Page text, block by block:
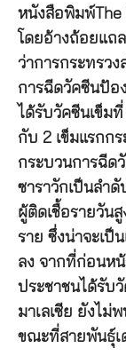
หนังสือพิมพ์The
โดยอ้างถ้อยแถ
ว่าการกระทรวง
การฉีดวัคซีนป้อ
ได้รับวัคซีนเข็ม
กับ 2 เข็มแรกกร
กระบวนการฉีด
ซาราวักเป็นลำ
ผู้ติดเชื้อรายวัน
ราย ซึ่งน่าจะเป็
ลง จากที่ก่อนห
ประชาชนได้รับ
มาเลเซีย ยังไม่
ขณะที่สายพันธุ์เ